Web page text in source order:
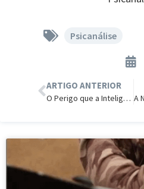
Psicanálise
ARTIGO ANTERIOR
O Perigo que a InteligÊNCIA aRTIFI